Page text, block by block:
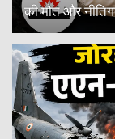
की मौत और